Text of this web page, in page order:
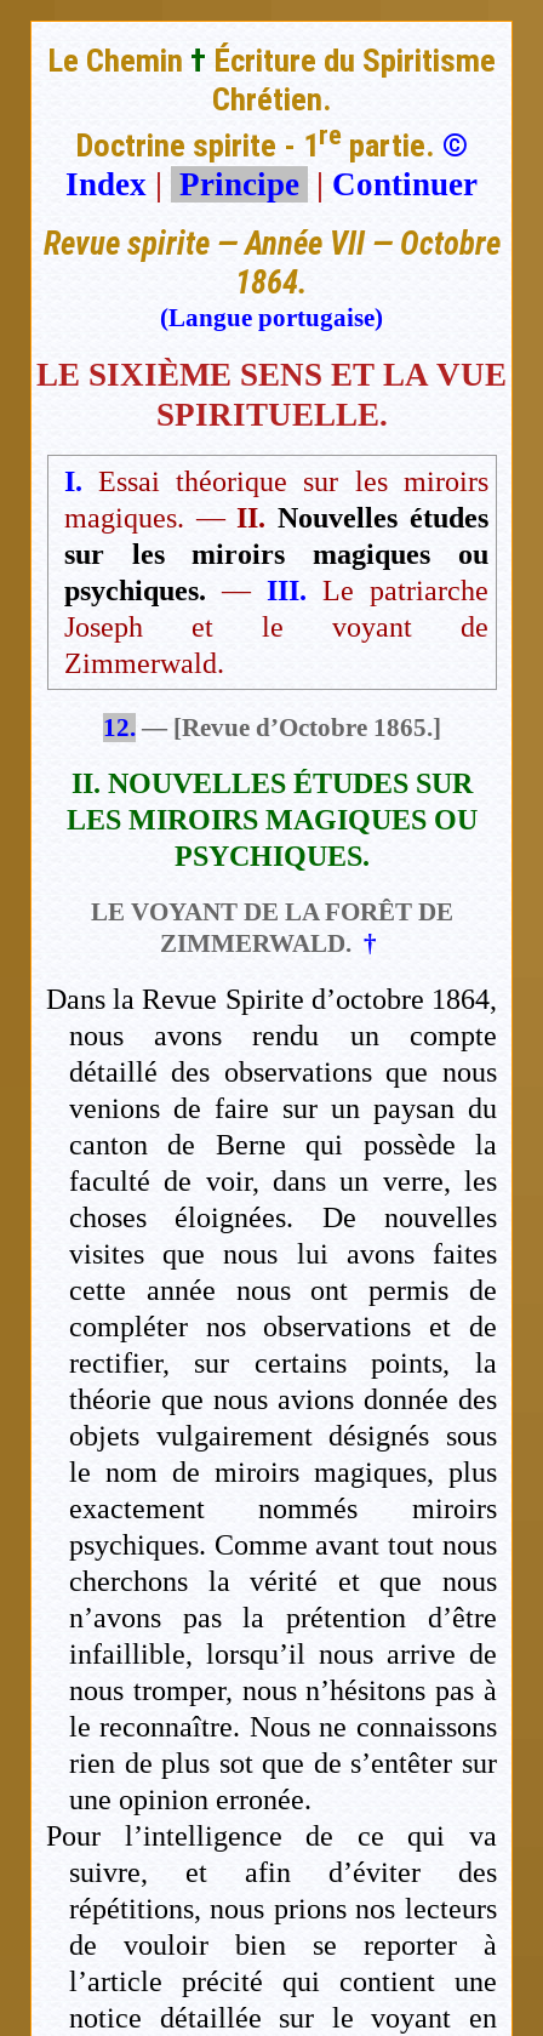
Le Chemin † Écriture du Spiritisme
Chrétien.
Doctrine spirite - 1re partie. ©
Index | Principe | Continuer
Revue spirite — Année VII — Octobre
1864.
(Langue portugaise)
LE SIXIÈME SENS ET LA VUE
SPIRITUELLE.
I. Essai théorique sur les miroirs
magiques. —II. Nouvelles études
sur les miroirs magiques ou
psychiques. — III. Le patriarche
Joseph et le voyant de
Zimmerwald.
12.— [Revue d’Octobre 1865.]
II. NOUVELLES ÉTUDES SUR
LES MIROIRS MAGIQUES OU
PSYCHIQUES.
LE VOYANT DE LA FORÊT DE
ZIMMERWALD. †
Dans la Revue Spirite d’octobre 1864,
nous avons rendu un compte
détaillé des observations que nous
venions de faire sur un paysan du
canton de Berne qui possède la
faculté de voir, dans un verre, les
choses éloignées. De nouvelles
visites que nous lui avons faites
cette année nous ont permis de
compléter nos observations et de
rectifier, sur certains points, la
théorie que nous avions donnée des
objets vulgairement désignés sous
le nom de miroirs magiques, plus
exactement nommés miroirs
psychiques. Comme avant tout nous
cherchons la vérité et que nous
n’avons pas la prétention d’être
infaillible, lorsqu’il nous arrive de
nous tromper, nous n’hésitons pas à
le reconnaître. Nous ne connaissons
rien de plus sot que de s’entêter sur
une opinion erronée.
Pour l’intelligence de ce qui va
suivre, et afin d’éviter des
répétitions, nous prions nos lecteurs
de vouloir bien se reporter à
l’article précité qui contient une
notice détaillée sur le voyant en